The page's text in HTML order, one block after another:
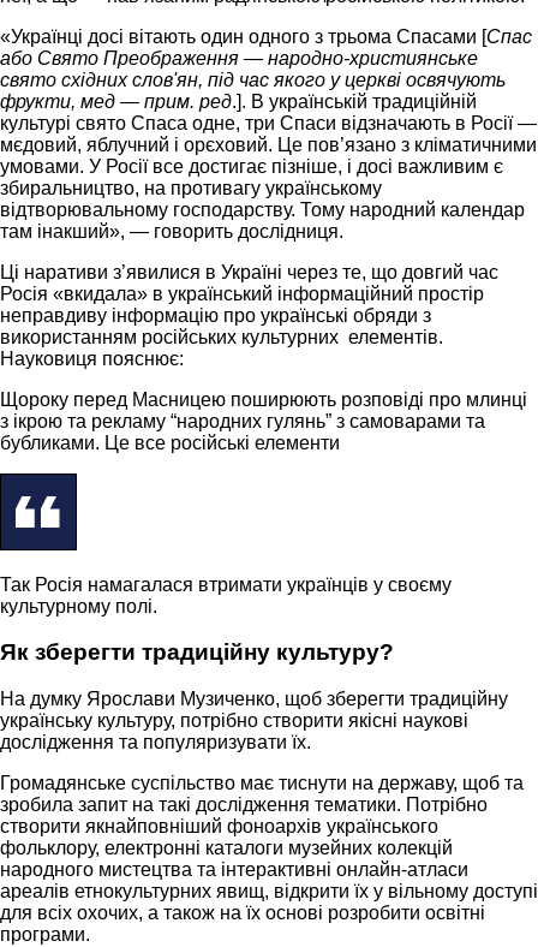
«Українці досі вітають один одного з трьома Спасами [Спас
або Свято Преображення — народно-християнське
свято східних слов'ян, під час якого у церкві освячують
фрукти, мед — прим. ред.]. В українській традиційній
культурі свято Спаса одне, три Спаси відзначають в Росії —
мєдовий, яблучний і орєховий. Це пов’язано з кліматичними
умовами. У Росії все достигає пізніше, і досі важливим є
збиральництво, на противагу українському
відтворювальному господарству. Тому народний календар
там інакший», — говорить дослідниця.
Ці наративи з’явилися в Україні через те, що довгий час
Росія «вкидала» в український інформаційний простір
неправдиву інформацію про українські обряди з
використанням російських культурних елементів.
Науковиця пояснює:
Щороку перед Масницею поширюють розповіді про млинці
з ікрою та рекламу “народних гулянь” з самоварами та
бубликами. Це все російські елементи
Так Росія намагалася втримати українців у своєму
культурному полі.
Як зберегти традиційну культуру?
На думку Ярослави Музиченко, щоб зберегти традиційну
українську культуру, потрібно створити якісні наукові
дослідження та популяризувати їх.
Громадянське суспільство має тиснути на державу, щоб та
зробила запит на такі дослідження тематики. Потрібно
створити якнайповніший фоноархів українського
фольклору, електронні каталоги музейних колекцій
народного мистецтва та інтерактивні онлайн-атласи
ареалів етнокультурних явищ, відкрити їх у вільному доступі
для всіх охочих, а також на їх основі розробити освітні
програми.